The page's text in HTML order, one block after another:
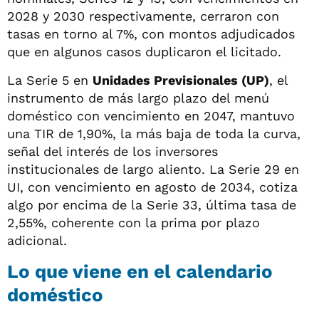
2028 y 2030 respectivamente, cerraron con
tasas en torno al 7%, con montos adjudicados
que en algunos casos duplicaron el licitado.
La Serie 5 en Unidades Previsionales (UP), el
instrumento de más largo plazo del menú
doméstico con vencimiento en 2047, mantuvo
una TIR de 1,90%, la más baja de toda la curva,
señal del interés de los inversores
institucionales de largo aliento. La Serie 29 en
UI, con vencimiento en agosto de 2034, cotiza
algo por encima de la Serie 33, última tasa de
2,55%, coherente con la prima por plazo
adicional.
Lo que viene en el calendario
doméstico